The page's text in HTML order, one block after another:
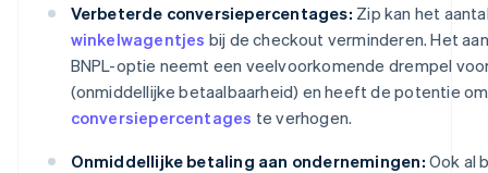
Verbeterde conversiepercentages: Zip kan het
winkelwagentjes bij de checkout verminderen. Het
BNPL-optie neemt een veelvoorkomende drempel
(onmiddellijke betaalbaarheid) en heeft de potentie om
conversiepercentages te verhogen.
Onmiddellijke betaling aan ondernemingen: Ook al